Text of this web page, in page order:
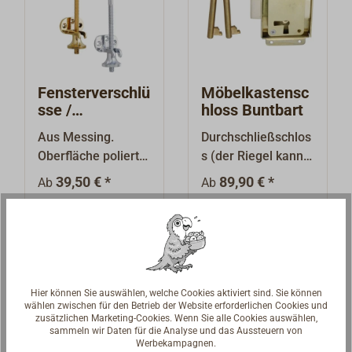
Lieferung komplett
mit Gegenplatte.
Fensterverschlü
sse /
Lukenverschlüs
se
Aus Messing.
Oberfläche poliert,
verchromt oder
matt verchromt. Mit
Ab39,50 € *
Möbelkastensc
hloss Buntbart
Durchschließschlos
s (der Riegel kann
zu beiden Seiten
des Schlosskörpers
rechts oder links
vielseitig
ng als
Bartschlüsselschlos
s mit 3
Zuhaltungen.Dornm
Ab 89,90 € *
Hier können Sie auswählen, welche Cookies aktiviert sind. Sie können
wählen zwischen für den Betrieb der Website erforderlichen Cookies und
zusätzlichen Marketing-Cookies. Wenn Sie alle Cookies auswählen,
sammeln wir Daten für die Analyse und das Aussteuern von
Werbekampagnen.